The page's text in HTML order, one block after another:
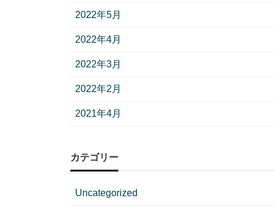
2022年5月
2022年4月
2022年3月
2022年2月
2021年4月
カテゴリー
Uncategorized